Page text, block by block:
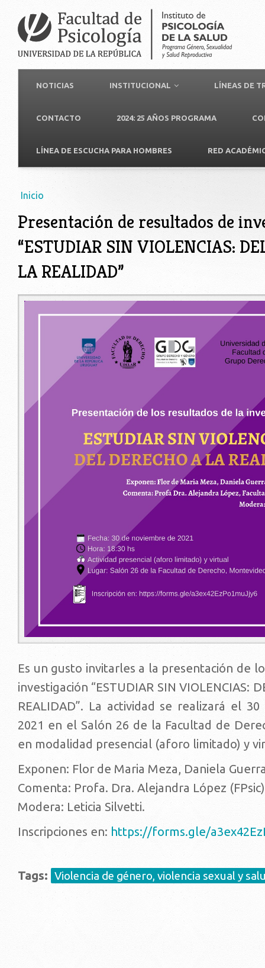
NOTICIAS INSTITUCIONAL LÍNEAS DE
CONTACTO 2024: 25 AÑOS PROGRAMA
LÍNEA DE ESCUCHA PARA HOMBRES RED
Usted está aquí
Inicio
Presentación de resultados de
“ESTUDIAR SIN VIOLENCIAS:
LA REALIDAD”
whatsapp_image_2021-11-
Es un gusto invitarles a la presentación de
investigación “ESTUDIAR SIN VIOLENCIAS:
REALIDAD”. La actividad se realizará el
2021 en el Salón 26 de la Facultad de
en modalidad presencial (aforo limitado) y
Exponen: Flor de Maria Meza, Daniela
Comenta: Profa. Dra. Alejandra López (FPsic)
Modera: Leticia Silvetti.
Inscripciones en: https://forms.gle/
Tags: Violencia de género, violencia sexual y